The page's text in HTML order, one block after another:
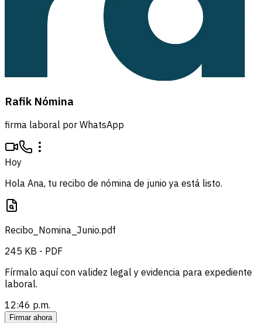
Rafik Nómina
firma laboral por WhatsApp
Hoy
Hola Ana, tu recibo de nómina de junio ya está listo.
Recibo_Nomina_Junio.pdf
245 KB - PDF
Fírmalo aquí con validez legal y evidencia para expediente
laboral.
12:46 p.m.
Firmar ahora